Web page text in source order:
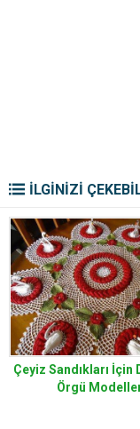
İLGİNİZİ
Çeyiz Sandıkları İçin
Örgü